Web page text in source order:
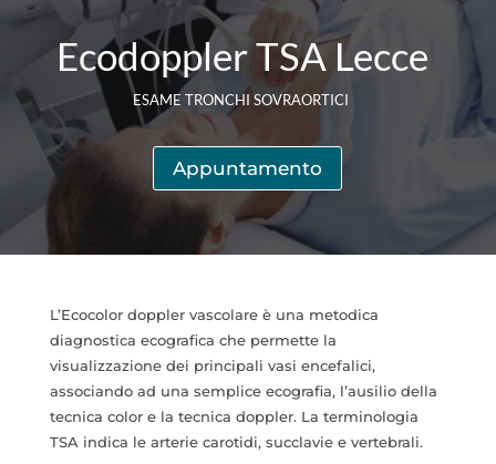
Ecodoppler TSA Lecce
ESAME TRONCHI SOVRAORTICI
Appuntamento
L’Ecocolor doppler vascolare è una metodica
diagnostica ecografica che permette la
visualizzazione dei principali vasi encefalici,
associando ad una semplice ecografia, l’ausilio della
tecnica color e la tecnica doppler. La terminologia
TSA indica le arterie carotidi, succlavie e vertebrali.